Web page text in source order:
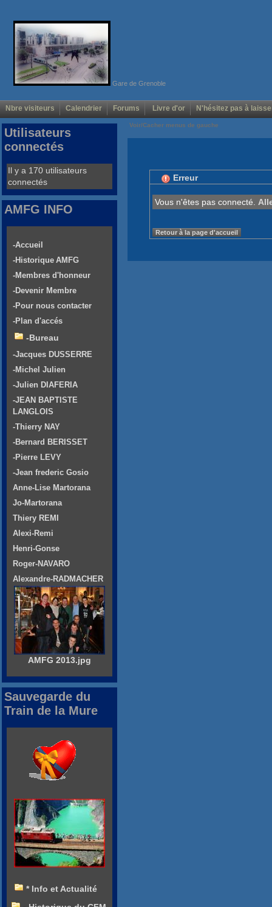
Gare de Grenoble
Nbre visiteurs Calendrier Forums Livre d'or N'hésitez pas à
Voir/Cacher menus de gauche
Erreur
Vous n'êtes pas connecté.
Retour à la page d'accueil
Utilisateurs
connectés
Il y a 170 utilisateurs
connectés
AMFG INFO
-Accueil
-Historique AMFG
-Membres d'honneur
-Devenir Membre
-Pour nous contacter
-Plan d'accés
-Bureau
-Jacques DUSSERRE
-Michel Julien
-Julien DIAFERIA
-JEAN BAPTISTE
LANGLOIS
-Thierry NAY
-Bernard BERISSET
-Pierre LEVY
-Jean frederic Gosio
Anne-Lise Martorana
Jo-Martorana
Thiery REMI
Alexi-Remi
Henri-Gonse
Roger-NAVARO
Alexandre-RADMACHER
AMFG 2013.jpg
Sauvegarde du
Train de la Mure
* Info et Actualité